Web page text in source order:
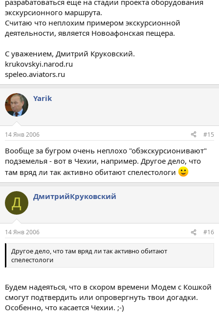
разрабатоваться еще на стадии проекта оборудования
экскурсионного маршрута.
Считаю что неплохим примером экскурсионной
деятельности, является Новоафонская пещера.
С уважением, Дмитрий Круковский.
krukovskyi.narod.ru
speleo.aviators.ru
Yarik
14 Янв 2006 #15
Вообще за бугром очень неплохо "обэкскурсионивают"
подземелья - вот в Чехии, например. Другое дело, что
там вряд ли так активно обитают спелестологи
Д ДмитрийКруковский
14 Янв 2006 #16
Другое дело, что там вряд ли так активно обитают
спелестологи
Будем надеяться, что в скором времени Модем с Кошкой
смогут подтвердить или опровергнуть твои догадки.
Особенно, что касается Чехии. ;-)